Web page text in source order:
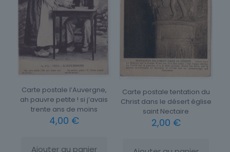
Carte postale l’Auvergne,
ah pauvre petite ! si j’avais
trente ans de moins
4,00 €
Ajouter au panier
Carte postale tentation du
Christ dans le désert église
saint Nectaire
2,00 €